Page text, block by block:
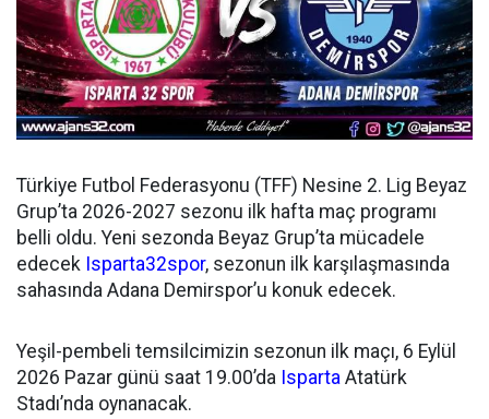
Türkiye Futbol Federasyonu (TFF) Nesine 2. Lig Beyaz
Grup’ta 2026-2027 sezonu ilk hafta maç programı
belli oldu. Yeni sezonda Beyaz Grup’ta mücadele
edecek Isparta32spor, sezonun ilk karşılaşmasında
sahasında Adana Demirspor’u konuk edecek.
Yeşil-pembeli temsilcimizin sezonun ilk maçı, 6 Eylül
2026 Pazar günü saat 19.00’da Isparta Atatürk
Stadı’nda oynanacak.